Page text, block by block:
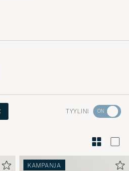
TYYLINI
Aktivoi
tyylini
KAMPANJA